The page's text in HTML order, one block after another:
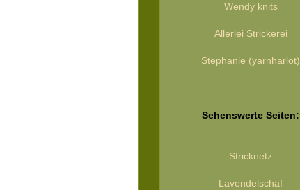
Wendy knits
Allerlei Strickerei
Stephanie (yarnharlot)
Sehenswerte Seiten:
Stricknetz
Lavendelschaf